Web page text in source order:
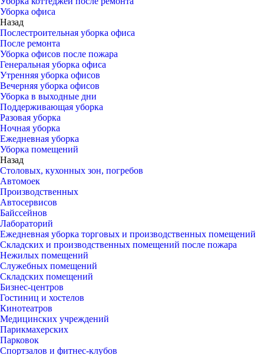
Уборка офиса
Назад
Послестроительная уборка офиса
После ремонта
Уборка офисов после пожара
Генеральная уборка офиса
Утренняя уборка офисов
Вечерняя уборка офисов
Уборка в выходные дни
Поддерживающая уборка
Разовая уборка
Ночная уборка
Ежедневная уборка
Уборка помещений
Назад
Столовых, кухонных зон, погребов
Автомоек
Производственных
Автосервисов
Байссейнов
Лабораторий
Ежедневная уборка торговых и производственных помещений
Складских и производственных помещений после пожара
Нежилых помещений
Служебных помещений
Складских помещений
Бизнес-центров
Гостиниц и хостелов
Кинотеатров
Медицинских учреждений
Парикмахерских
Парковок
Спортзалов и фитнес-клубов